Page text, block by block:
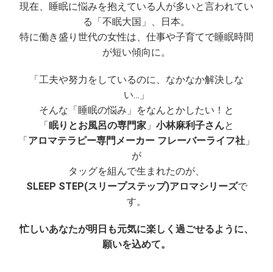
現在、睡眠に悩みを抱えている人が多いと言われてい
る「不眠大国」、日本。
特に働き盛り世代の女性は、仕事や子育てで睡眠時間
が短い傾向に。
「工夫や努力をしているのに、なかなか解決しな
い…」
そんな「睡眠の悩み」をなんとかしたい！と
「眠りとお風呂の専門家 」 小林麻利子さんと
「アロマテラピー専門メーカー フレーバーライフ社 」
が
タッグを組んで生まれたのが、
SLEEP STEP(スリープステップ)アロマシリーズで
す。
忙しいあなたが明日も元気に楽しく過ごせるように、
願いを込めて。